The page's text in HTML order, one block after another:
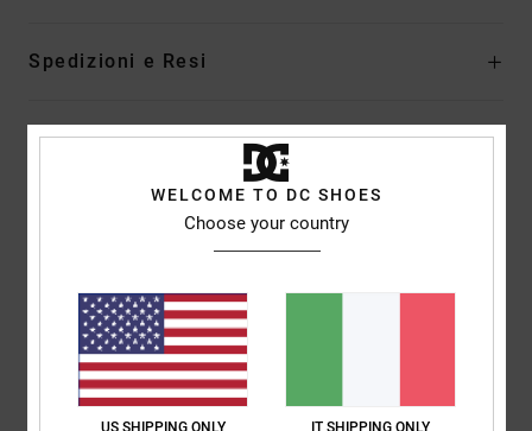
Spedizioni e Resi
Recensioni dei clienti
5.0
basato su1 recensioni verificate
Il 100% dei nostri clienti consiglia questo prodotto
WELCOME TO DC SHOES
Choose your country
US SHIPPING ONLY IT SHIPPING ONLY